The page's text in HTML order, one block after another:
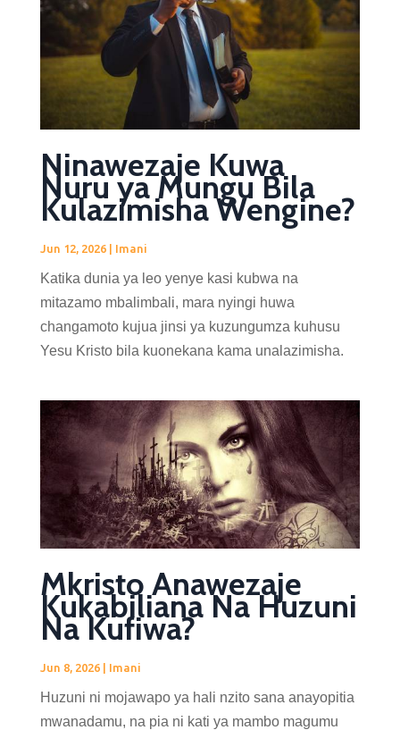
Ninawezaje Kuwa
Nuru ya Mungu Bila
Kulazimisha Wengine?
Jun 12, 2026| Imani
Katika dunia ya leo yenye kasi kubwa na
mitazamo mbalimbali, mara nyingi huwa
changamoto kujua jinsi ya kuzungumza kuhusu
Yesu Kristo bila kuonekana kama unalazimisha.
Mkristo Anawezaje
Kukabiliana Na Huzuni
Na Kufiwa?
Jun 8, 2026| Imani
Huzuni ni mojawapo ya hali nzito sana anayopitia
mwanadamu, na pia ni kati ya mambo magumu